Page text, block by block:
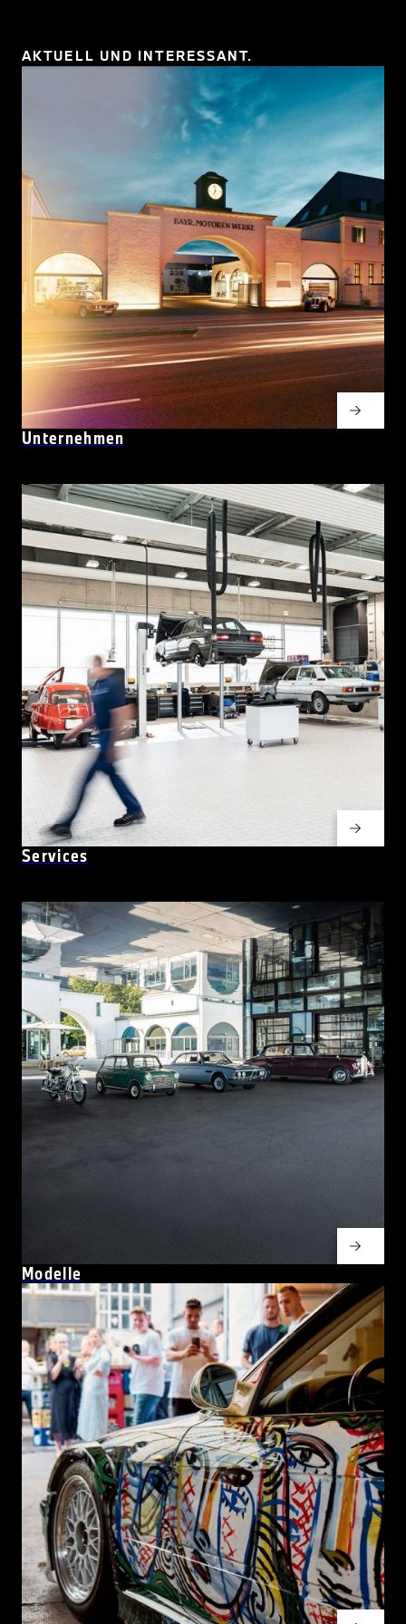
AKTUELL UND INTERESSANT.
Unternehmen
Services
Modelle